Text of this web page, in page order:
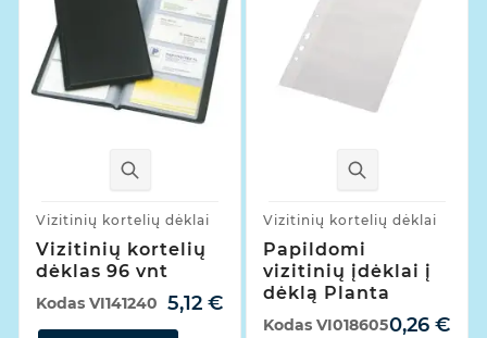
Vizitinių kortelių dėklai
Vizitinių kortelių
dėklas 96 vnt
5,12 €
Kodas VI141240
Vizitinių kortelių dėklai
Papildomi
vizitinių įdėklai į
dėklą Planta
0,26 €
Kodas VI018605